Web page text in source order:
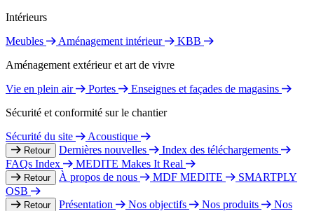
Intérieurs
Meubles
Aménagement intérieur
KBB
Aménagement extérieur et art de vivre
Vie en plein air
Portes
Enseignes et façades de magasins
Sécurité et conformité sur le chantier
Sécurité du site
Acoustique
Retour Dernières nouvelles
Index des téléchargements
FAQs Index
MEDITE Makes It Real
Retour À propos de nous MDF MEDITE
SMARTPLY
OSB
Retour Présentation Nos objectifs Nos produits
Nos